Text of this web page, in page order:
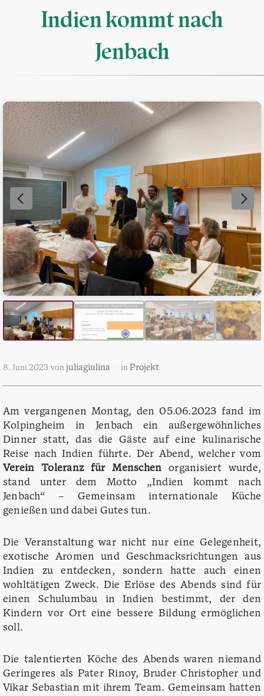
Indien kommt nach
Jenbach
8. Juni 2023 von juliagiulina in Projekt
Am vergangenen Montag, den 05.06.2023 fand im
Kolpingheim in Jenbach ein außergewöhnliches
Dinner statt, das die Gäste auf eine kulinarische
Reise nach Indien führte. Der Abend, welcher vom
Verein Toleranz für Menschen organisiert wurde,
stand unter dem Motto „Indien kommt nach
Jenbach“ – Gemeinsam internationale Küche
genießen und dabei Gutes tun.
Die Veranstaltung war nicht nur eine Gelegenheit,
exotische Aromen und Geschmacksrichtungen aus
Indien zu entdecken, sondern hatte auch einen
wohltätigen Zweck. Die Erlöse des Abends sind für
einen Schulumbau in Indien bestimmt, der den
Kindern vor Ort eine bessere Bildung ermöglichen
soll.
Die talentierten Köche des Abends waren niemand
Geringeres als Pater Rinoy, Bruder Christopher und
Vikar Sebastian mit ihrem Team. Gemeinsam hatten